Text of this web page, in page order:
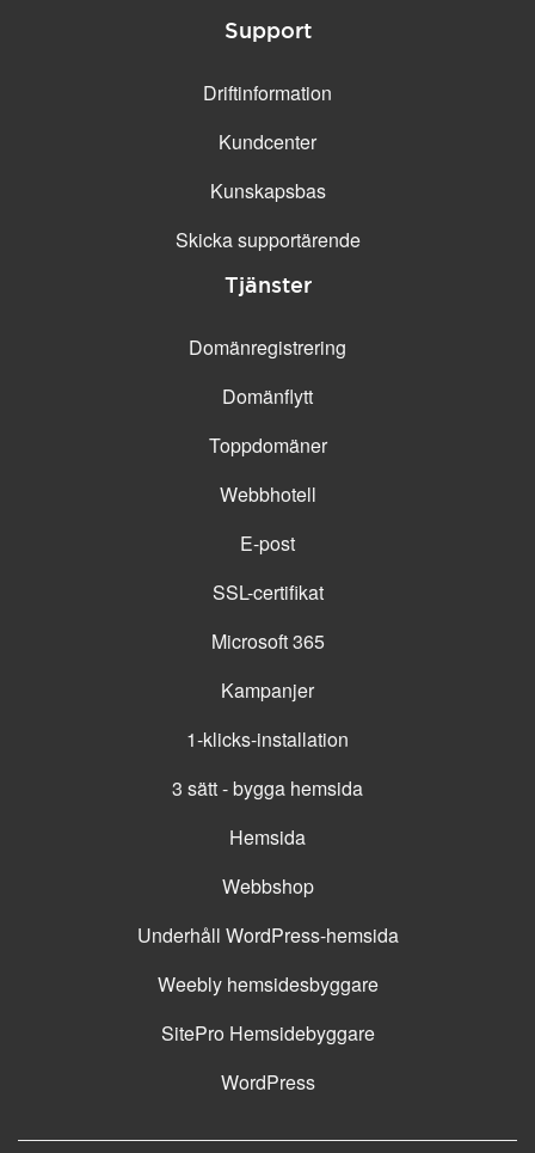
Support
Driftinformation
Kundcenter
Kunskapsbas
Skicka supportärende
Tjänster
Domänregistrering
Domänflytt
Toppdomäner
Webbhotell
E-post
SSL-certifikat
Microsoft 365
Kampanjer
1-klicks-installation
3 sätt - bygga hemsida
Hemsida
Webbshop
Underhåll WordPress-hemsida
Weebly hemsidesbyggare
SitePro Hemsidebyggare
WordPress